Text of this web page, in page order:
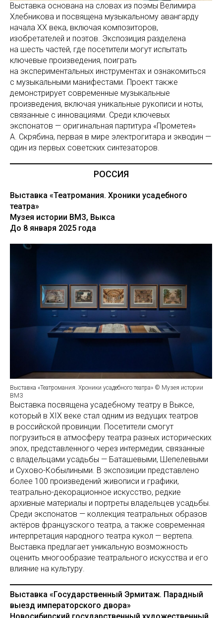
Выставка основана на словах из поэмы Велимира
Хлебникова и посвящена музыкальному авангарду
начала ХХ века, включая композиторов,
изобретателей и поэтов. Экспозиция разделена
на шесть частей, где посетители могут испытать
ключевые произведения, поиграть
на экспериментальных инструментах и ознакомиться
с музыкальными манифестами. Проект также
демонстрирует современные музыкальные
произведения, включая уникальные рукописи и ноты,
связанные с инновациями. Среди ключевых
экспонатов — оригинальная партитура «Прометея»
А. Скрябина, первая в мире электрогитара и экводин —
один из первых советских синтезаторов.
РОССИЯ
Выставка «Театромания. Хроники усадебного
театра»
Музея истории ВМЗ, Выкса
До 8 января 2025 года
Выставка «Театромания. Хроники усадебного театра» © Музея истории
ВМЗ
Выставка посвящена усадебному театру в Выксе,
который в XIX веке стал одним из ведущих театров
в российской провинции. Посетители смогут
погрузиться в атмосферу театра разных исторических
эпох, представленного через интермедии, связанные
с владельцами усадьбы — Баташевыми, Шепелевыми
и Сухово-Кобылиными. В экспозиции представлено
более 100 произведений живописи и графики,
театрально-декорационное искусство, редкие
архивные материалы и портреты владельцев усадьбы.
Среди экспонатов — коллекция театральных образов
актёров французского театра, а также современная
интерпретация народного театра кукол — вертепа.
Выставка предлагает уникальную возможность
оценить многообразие театрального искусства и его
влияние на культуру.
Выставка «Государственный Эрмитаж. Парадный
выезд императорского двора»